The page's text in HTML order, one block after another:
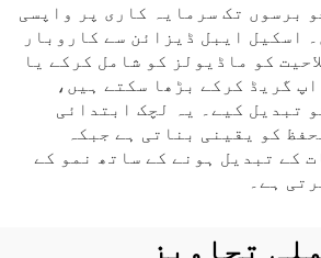
برسوں تک سرمایہ کاری پر واپسی
اسکیل ایبل ڈیزائن سے کاروبار
کو ماڈیولز کو شامل کرکے یا
گریڈ کرکے بڑھا سکتے ہیں،
تبدیل کیے۔ یہ لچک ابتدائی
کو یقینی بناتی ہے جبکہ
کے تبدیل ہونے کے ساتھ نمو کے
ہے۔
تجاویز